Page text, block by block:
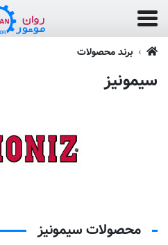
برند محصولات
سیمونیز
محصولات سیمونیز